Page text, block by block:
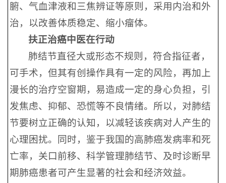
腑、气血津液和三焦辨证等原则，采用内治和外
治，以改善体质稳定、缩小瘤体。
扶正治癌中医在行动
肺结节直径大或形态不规则，符合指征者，
可手术，但其有创操作具有一定的风险，再加上
漫长的治疗空窗期，易造成一定的身心负担，引
发焦虑、抑郁、恐慌等不良情绪。所以，对肺结
节要树立正确的认知，以减轻该疾病对人产生的
心理困扰。同时，鉴于我国的高肺癌发病率和死
亡率，关口前移、科学管理肺结节、及时诊断早
期肺癌患者可产生显著的社会和经济效益。